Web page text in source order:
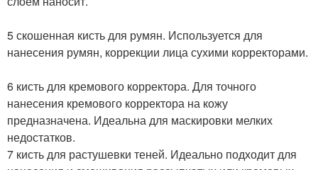
5 скошенная кисть для румян. Используется для
нанесения румян, коррекции лица сухими корректорами.
6 кисть для кремового корректора. Для точного
нанесения кремового корректора на кожу
предназначена. Идеальна для маскировки мелких
недостатков.
7 кисть для растушевки теней. Идеально подходит для